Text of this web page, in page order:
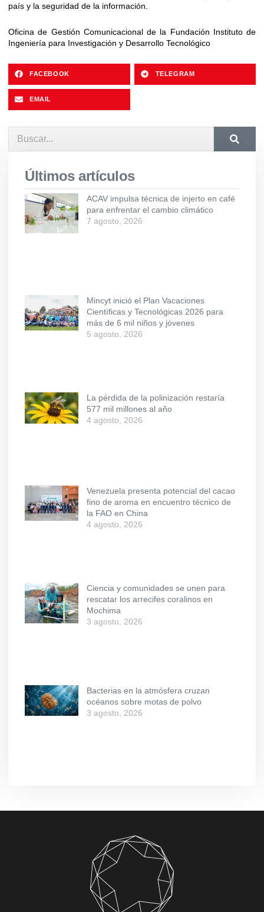
país y la seguridad de la información.
Oficina de Gestión Comunicacional de la Fundación Instituto de
Ingeniería para Investigación y Desarrollo Tecnológico
FACEBOOK TELEGRAM
EMAIL
Últimos artículos
ACAV impulsa técnica de injerto en café
para enfrentar el cambio climático
7 agosto, 2026
Mincyt inició el Plan Vacaciones
Científicas y Tecnológicas 2026 para
más de 6 mil niños y jóvenes
5 agosto, 2026
La pérdida de la polinización restaría
577 mil millones al año
4 agosto, 2026
Venezuela presenta potencial del cacao
fino de aroma en encuentro técnico de
la FAO en China
4 agosto, 2026
Ciencia y comunidades se unen para
rescatar los arrecifes coralinos en
Mochima
3 agosto, 2026
Bacterias en la atmósfera cruzan
océanos sobre motas de polvo
3 agosto, 2026